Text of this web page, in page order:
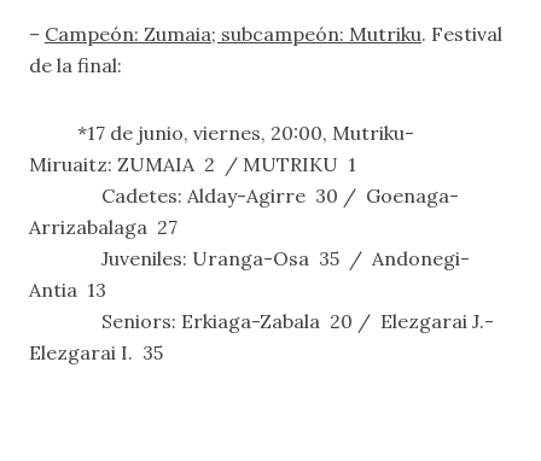
– Campeón: Zumaia; subcampeón: Mutriku. Festival
de la final:
*17 de junio, viernes, 20:00, Mutriku-
Miruaitz: ZUMAIA 2 / MUTRIKU 1
Cadetes: Alday-Agirre 30 / Goenaga-
Arrizabalaga 27
Juveniles: Uranga-Osa 35 / Andonegi-
Antia 13
Seniors: Erkiaga-Zabala 20 / Elezgarai J.-
Elezgarai I. 35